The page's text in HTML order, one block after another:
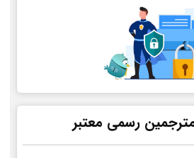
رسمی معتبر